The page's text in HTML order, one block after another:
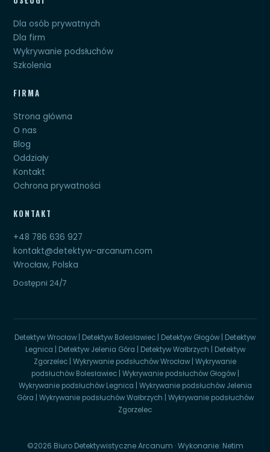
Dla osób prywatnych
Dla firm
Wykrywanie podsłuchów
Szkolenia
FIRMA
Strona główna
O nas
Blog
Oddziały
Kontakt
Ochrona prywatności
KONTAKT
+48 786 636 927
kontakt@detektyw-arcanum.com
Wrocław, Polska
Dostępni 24/7
Detektyw Wrocław | Detektyw Bolesławiec | Detektyw Głogów | Detektyw
Legnica | Detektyw Jelenia Góra | Detektyw Wałbrzych | Detektyw
Zgorzelec | Wykrywanie podsłuchów Wrocław | Wykrywanie
podsłuchów Bolesławiec| Wykrywanie podsłuchów Głogów|
Wykrywanie podsłuchów Legnica | Wykrywanie podsłuchów Jelenia
Góra | Wykrywanie podsłuchów Wałbrzych | Wykrywanie podsłuchów
Zgorzelec
©2026 Biuro Detektywistyczne Arcanum · Wykonanie: Netim